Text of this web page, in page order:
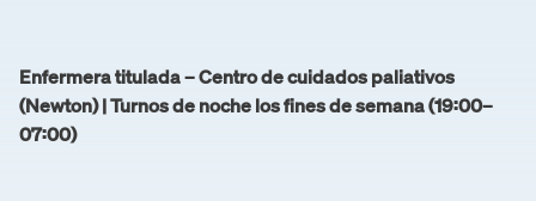
Enfermera titulada – Centro de cuidados paliativos
(Newton) | Turnos de noche los fines de semana (19:00–
07:00)